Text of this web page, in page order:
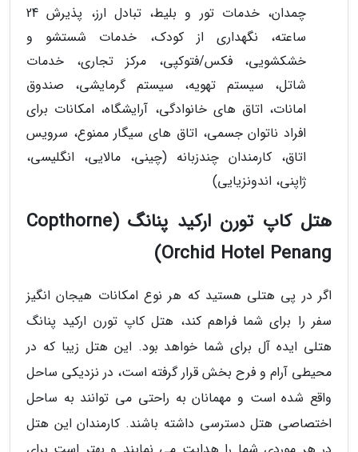
چمدان، خدمات تور و بلیط، تبادل ارز، پذیرش 24
ساعته، نگهداری از کودک، خدمات شستشو و
خشکشویی، فکس/فتوکپی، مرکز تجاری، خدمات
شاتل، سیستم تهویه، سیستم گرمایشی، صندوق
امانات، اتاق های خانوادگی، آرایشگاه، امکانات برای
افراد ناتوان جسمی، اتاق های سیگار ممنوع، سرویس
اتاق، کارمندان چندزبانه (چینی، مالایی، انگلیسی،
ژاپنی، اندونزیایی)
هتل کاپ تورن ارکید پنانگ (Copthorne
Orchid Hotel Penang)
اگر در پی هتلی هستید که هر نوع امکانات هیجان انگیز
سفر را برای شما فراهم کند، هتل کاپ تورن ارکید پنانگ
هتلی ایده آل برای شما خواهد بود. این هتل زیبا که در
محیطی آرام و فرح بخش قرار گرفته است، در نزدیکی ساحل
واقع شده است و مهمانان به راحتی می توانند به ساحل
اختصاصی هتل دسترسی داشته باشند. کارمندان این هتل